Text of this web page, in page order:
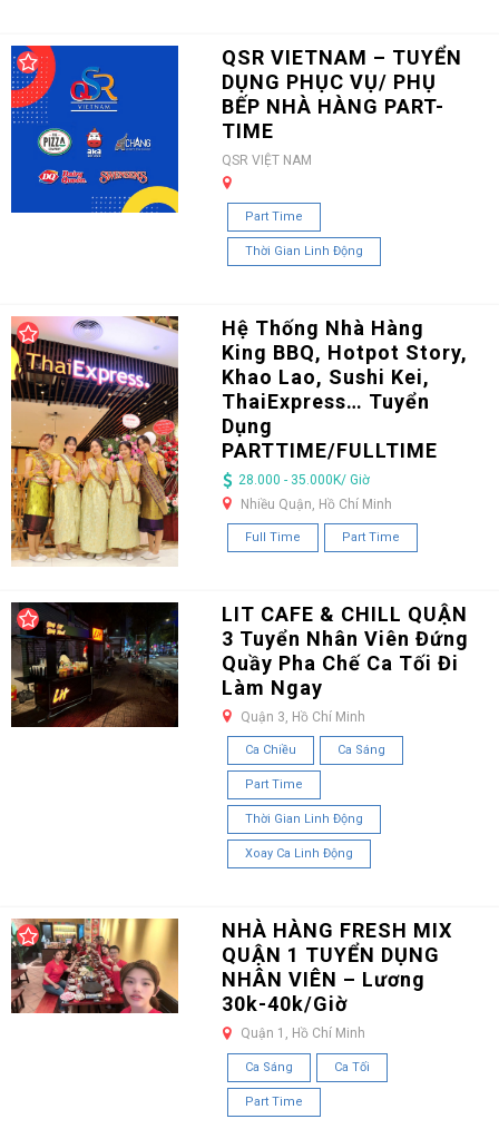
QSR VIETNAM – TUYỂN
DỤNG PHỤC VỤ/ PHỤ
BẾP NHÀ HÀNG PART-
TIME
QSR VIỆT NAM
Part Time
Thời Gian Linh Động
Hệ Thống Nhà Hàng
King BBQ, Hotpot Story,
Khao Lao, Sushi Kei,
ThaiExpress… Tuyển
Dụng
PARTTIME/FULLTIME
28.000 - 35.000K/ Giờ
Nhiều Quận, Hồ Chí Minh
Full Time Part Time
LIT CAFE & CHILL QUẬN
3 Tuyển Nhân Viên Đứng
Quầy Pha Chế Ca Tối Đi
Làm Ngay
Quận 3, Hồ Chí Minh
Ca Chiều Ca Sáng
Part Time
Thời Gian Linh Động
Xoay Ca Linh Động
NHÀ HÀNG FRESH MIX
QUẬN 1 TUYỂN DỤNG
NHÂN VIÊN – Lương
30k-40k/Giờ
Quận 1, Hồ Chí Minh
Ca Sáng Ca Tối
Part Time